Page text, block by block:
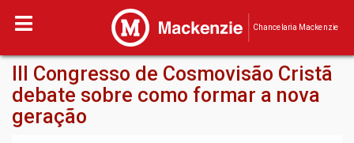
Chancelaria Mackenzie
III Congresso de Cosmovisão Cristã
debate sobre como formar a nova
geração